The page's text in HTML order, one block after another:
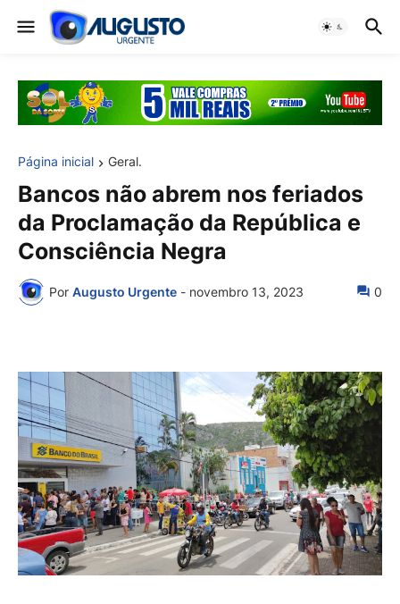
Página inicial Geral.
Bancos não abrem nos feriados
da Proclamação da República e
Consciência Negra
Por Augusto Urgente - novembro 13, 2023 0